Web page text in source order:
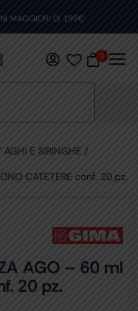
MAGGIORI DI 199€
0
AGHI E SIRINGHE
CATETERE conf. 20 pz.
AGO – 60 ml
20 pz.